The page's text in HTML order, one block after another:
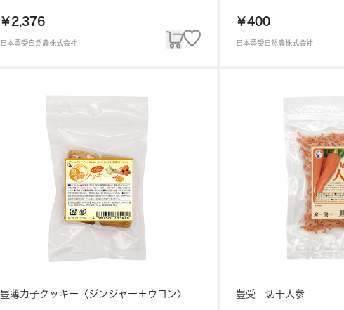
￥2,376
日本豊受自然農株式会社
￥400
日本豊受自然農株式会社
豊薄力子クッキー〈ジンジャー＋ウコン〉 豊受 切干人参